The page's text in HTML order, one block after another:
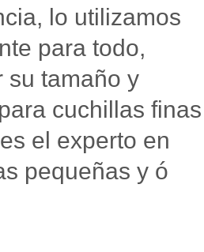
lo utilizamos
para todo,
su tamaño y
cuchillas
el experto en
pequeñas y ó